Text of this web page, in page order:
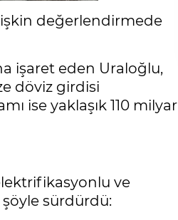
değerlendirmede
işaret eden Uraloğlu,
döviz girdisi
ise yaklaşık 110 milyar
ve
şöyle sürdürdü: